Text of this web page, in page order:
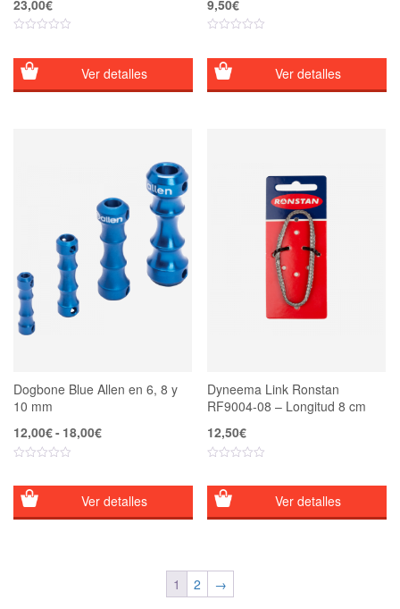
23,00€
Ver detalles
9,50€
Ver detalles
Dogbone Blue Allen en 6, 8 y
10 mm
12,00€- 18,00€Rango
desde
12,00€
hasta
Ver detalles
Dyneema Link Ronstan
RF9004-08 – Longitud 8 cm
12,50€
Ver detalles
1 2 →